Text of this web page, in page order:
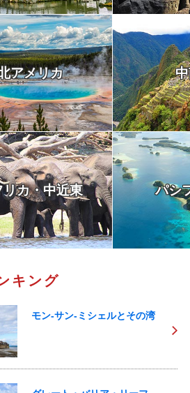
アメリカ
リカ・中近東 パシ
キング
モン-サン-ミシェルとその湾